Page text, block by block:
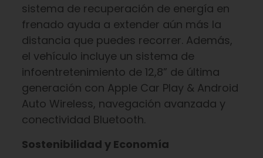
sistema de recuperación de energía en
frenado ayuda a extender aún más la
distancia que puedes recorrer. Además,
el vehículo incluye un sistema de
infoentretenimiento de 12,8” de última
generación con Apple Car Play & Android
Auto Wireless, navegación avanzada y
conectividad Bluetooth.
Sostenibilidad y Economía